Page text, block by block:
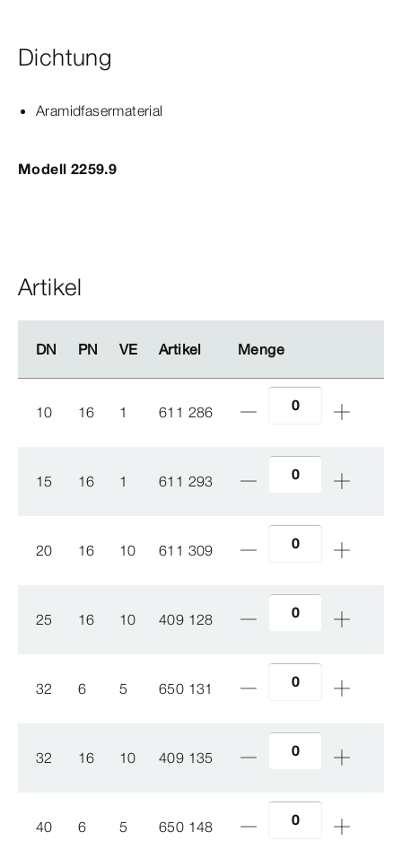
Dichtung
Aramidfasermaterial
Modell 2259.9
Artikel
DN PN VE Artikel Menge
DN PN VE Artikel Menge
10 16 1 611 286
15 16 1 611 293
20 16 10 611 309
25 16 10 409 128
32 6 5 650 131
32 16 10 409 135
40 6 5 650 148